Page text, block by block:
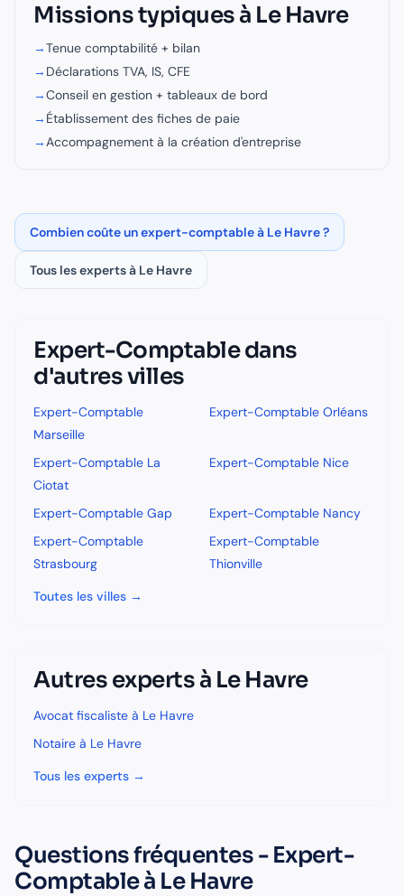
Missions typiques à Le Havre
→Tenue comptabilité + bilan
→ Déclarations TVA, IS, CFE
→Conseil en gestion + tableaux de bord
→ Établissement des fiches de paie
→Accompagnement à la création d'entreprise
Combien coûte unexpert-comptableà Le Havre?
Tous les experts à Le Havre
Expert-Comptabledans
d'autres villes
Expert-Comptable
Marseille
Expert-Comptable Orléans
Expert-Comptable La
Ciotat
Expert-Comptable Nice
Expert-Comptable Gap Expert-Comptable Nancy
Expert-Comptable
Strasbourg
Expert-Comptable
Thionville
Toutes les villes →
Autres experts à Le Havre
Avocat fiscaliste à Le Havre
Notaire à Le Havre
Tous les experts →
Questions fréquentes -Expert-
Comptableà Le Havre